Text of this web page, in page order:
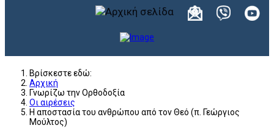
Βρίσκεστε εδώ:
Αρχική
Γνωρίζω την Ορθοδοξία
Οι αιρέσεις
Η αποστασία του ανθρώπου από τον Θεό (π. Γεώργιος
Μούλτος)